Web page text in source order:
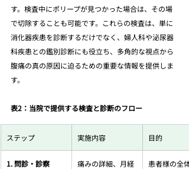
す。検査中にポリープが見つかった場合は、その場
で切除することも可能です。これらの検査は、単に
消化器疾患を診断するだけでなく、婦人科や泌尿器
科疾患との鑑別診断にも役立ち、多角的な視点から
腹痛の真の原因に迫るための重要な情報を提供しま
す。
表2：当院で提供する検査と診断のフロー
ステップ 実施内容 目的
1. 問診・診察
痛みの詳細、月経
患者様の全体